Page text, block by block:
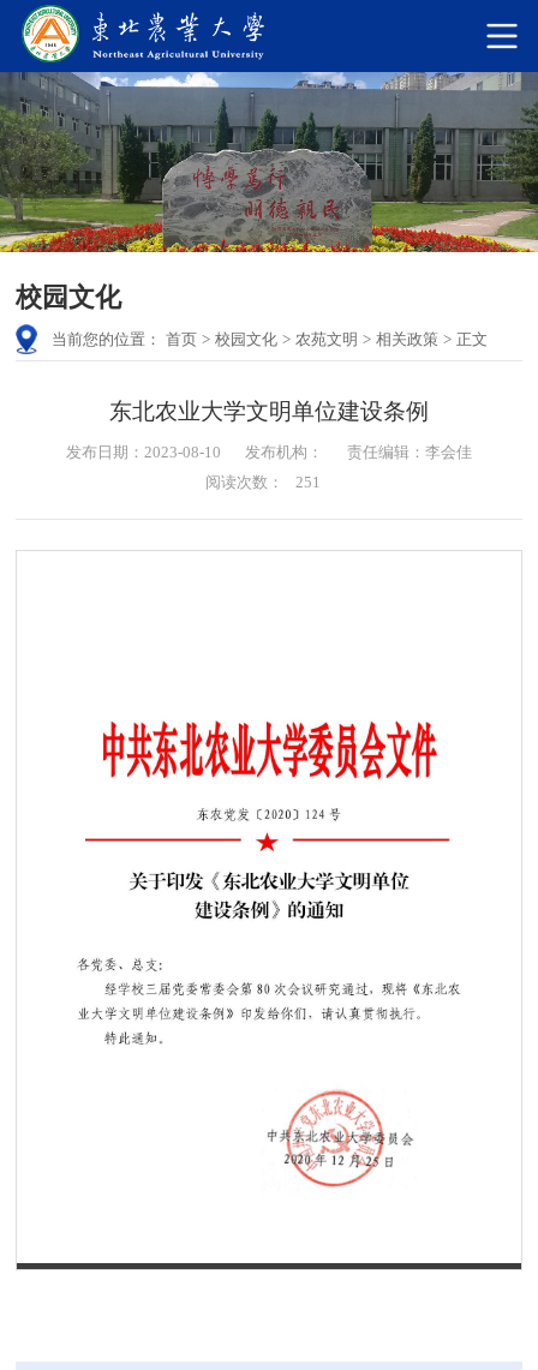
校园文化
当前您的位置： 首页 > 校园文化 > 农苑文明 > 相关政策 > 正文
东北农业大学文明单位建设条例
发布日期：2023-08-10 发布机构：
责任编辑：李会佳
阅读次数：
251